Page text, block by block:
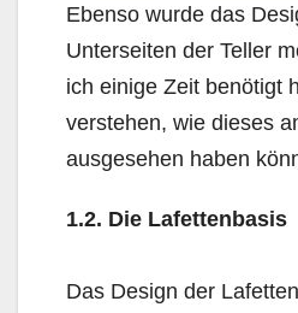
Ebenso wurde das
Unterseiten der Teller
ich einige Zeit benötigt
verstehen, wie dieses
ausgesehen haben
1.2. Die Lafettenbasis
Das Design der